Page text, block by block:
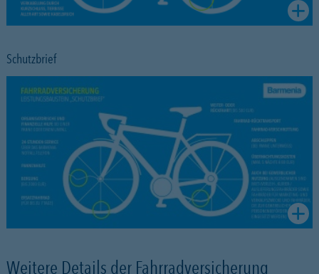
Schutzbrief
Weitere Details der Fahrradversicherung